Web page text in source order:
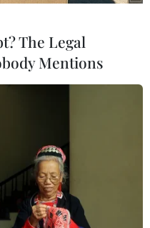
hỗ trợ khu vực
The Legal
Mentions